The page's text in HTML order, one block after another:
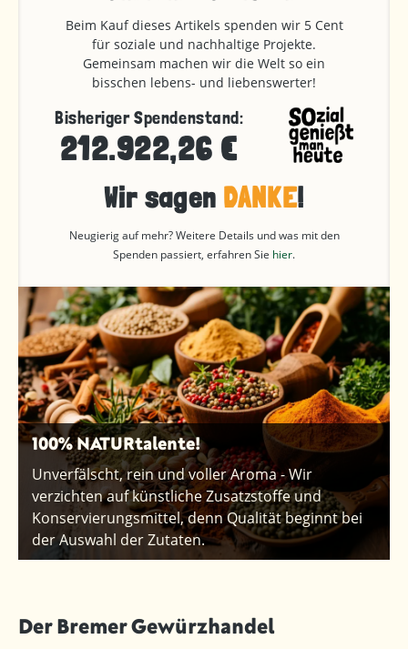
Beim Kauf dieses Artikels spenden wir 5 Cent
für soziale und nachhaltige Projekte.
Gemeinsam machen wir die Welt so ein
bisschen lebens- und liebenswerter!
Bisheriger Spendenstand:
212.922,26 €
Wir sagen DANKE!
Neugierig auf mehr? Weitere Details und was mit den
Spenden passiert, erfahren Sie hier.
100% NATURtalente!
Unverfälscht, rein und voller Aroma - Wir
verzichten auf künstliche Zusatzstoffe und
Konservierungsmittel, denn Qualität beginnt bei
der Auswahl der Zutaten.
Der Bremer Gewürzhandel